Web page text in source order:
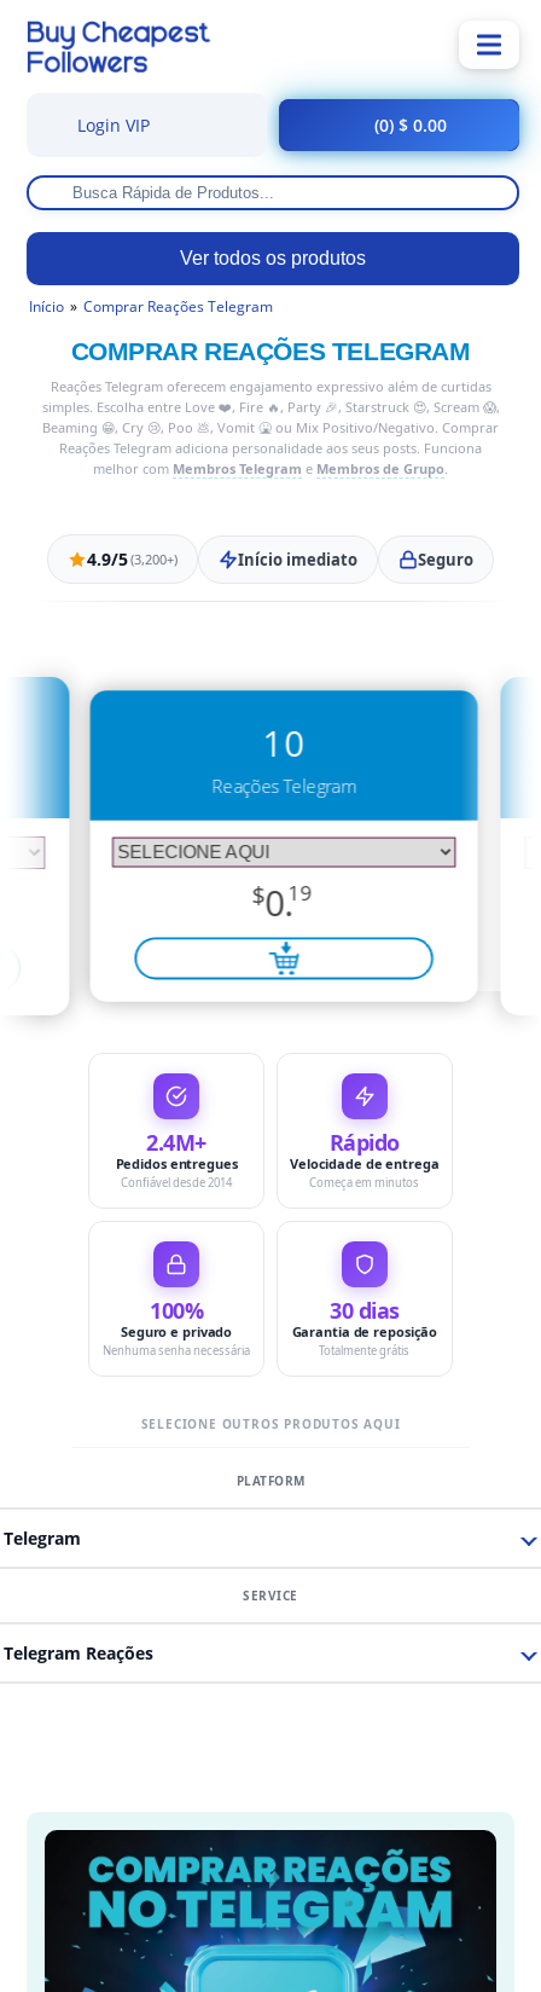
Ver todos os produtos
Login VIP (0) $ 0.00
Início Comprar Reações Telegram
COMPRAR REAÇÕES TELEGRAM
Reações Telegram oferecem engajamento expressivo além de curtidas
simples. Escolha entre Love ❤️, Fire 🔥, Party 🎉, Starstruck 😍, Scream 😱,
Beaming 😁, Cry 😢, Poo 💩, Vomit 🤮 ou Mix Positivo/Negativo. Comprar
Reações Telegram adiciona personalidade aos seus posts. Funciona
melhor com Membros Telegram e Membros de Grupo.
4.9/5(3,200+) Início imediato Seguro
10
Reações Telegram
$0.19
2.4M+
Pedidos entregues
Confiável desde 2014
Rápido
Velocidade de entrega
Começa em minutos
100%
Seguro e privado
Nenhuma senha necessária
30 dias
Garantia de reposição
Totalmente grátis
SELECIONE OUTROS PRODUTOS AQUI
Telegram
Telegram Reações